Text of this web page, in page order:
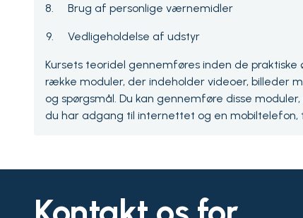
Brug af personlige værnemidler
Vedligeholdelse af udstyr
Kursets teoridel gennemføres inden de praktiske
række moduler, der indeholder videoer, billeder
og spørgsmål. Du kan gennemføre disse
du har adgang til internettet og en mobiltelefon,